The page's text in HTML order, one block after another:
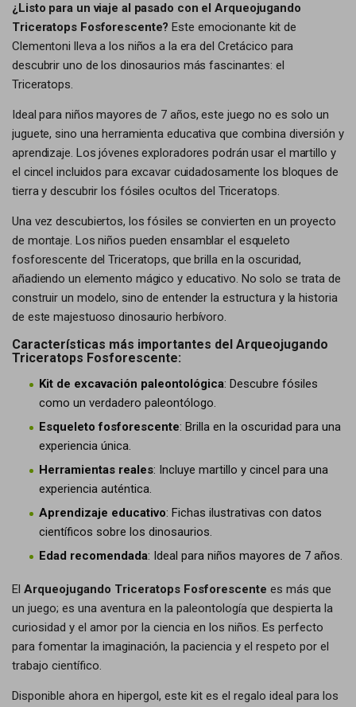
¿Listo para un viaje al pasado con el Arqueojugando
Triceratops Fosforescente? Este emocionante kit de
Clementoni lleva a los niños a la era del Cretácico para
descubrir uno de los dinosaurios más fascinantes: el
Triceratops.
Ideal para niños mayores de 7 años, este juego no es solo un
juguete, sino una herramienta educativa que combina diversión y
aprendizaje. Los jóvenes exploradores podrán usar el martillo y
el cincel incluidos para excavar cuidadosamente los bloques de
tierra y descubrir los fósiles ocultos del Triceratops.
Una vez descubiertos, los fósiles se convierten en un proyecto
de montaje. Los niños pueden ensamblar el esqueleto
fosforescente del Triceratops, que brilla en la oscuridad,
añadiendo un elemento mágico y educativo. No solo se trata de
construir un modelo, sino de entender la estructura y la historia
de este majestuoso dinosaurio herbívoro.
Características más importantes del Arqueojugando
Triceratops Fosforescente:
Kit de excavación paleontológica: Descubre fósiles
como un verdadero paleontólogo.
Esqueleto fosforescente: Brilla en la oscuridad para una
experiencia única.
Herramientas reales: Incluye martillo y cincel para una
experiencia auténtica.
Aprendizaje educativo: Fichas ilustrativas con datos
científicos sobre los dinosaurios.
Edad recomendada: Ideal para niños mayores de 7 años.
El Arqueojugando Triceratops Fosforescente es más que
un juego; es una aventura en la paleontología que despierta la
curiosidad y el amor por la ciencia en los niños. Es perfecto
para fomentar la imaginación, la paciencia y el respeto por el
trabajo científico.
Disponible ahora en hipergol, este kit es el regalo ideal para los